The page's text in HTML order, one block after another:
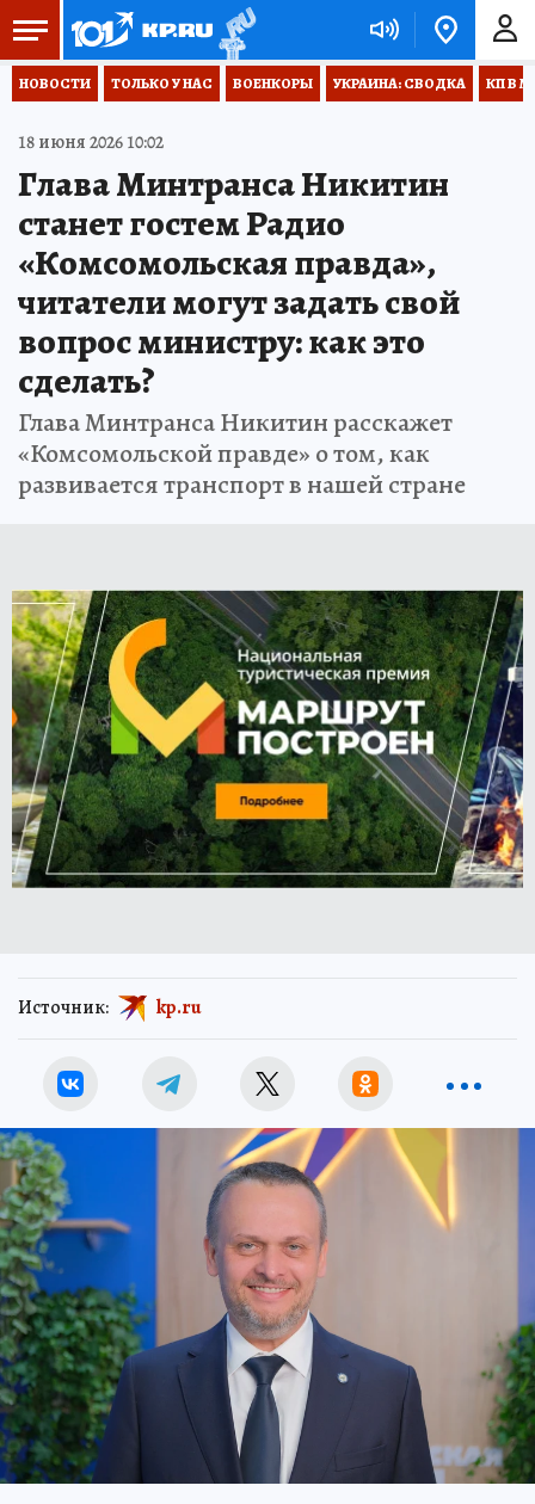
НОВОСТИ ТОЛЬКО У НАС ВОЕНКОРЫ УКРАИНА: СВОДКА КП В
18 июня 2026 10:02
Глава Минтранса Никитин
станет гостем Радио
«Комсомольская правда»,
читатели могут задать свой
вопрос министру: как это
сделать?
Глава Минтранса Никитин расскажет
«Комсомольской правде» о том, как
развивается транспорт в нашей стране
Источник: kp.ru